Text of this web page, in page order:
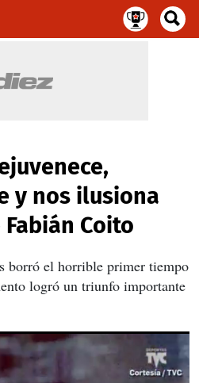
y nos ilusiona
Coito
borró el horrible primer tiempo
logró un triunfo importante